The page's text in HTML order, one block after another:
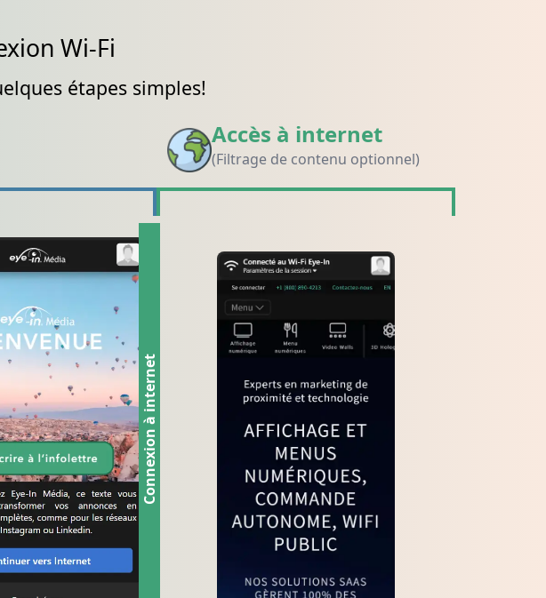
Wi-Fi
étapes simples!
Accès à internet
(Filtrage de contenu optionnel)
Connexion à internet